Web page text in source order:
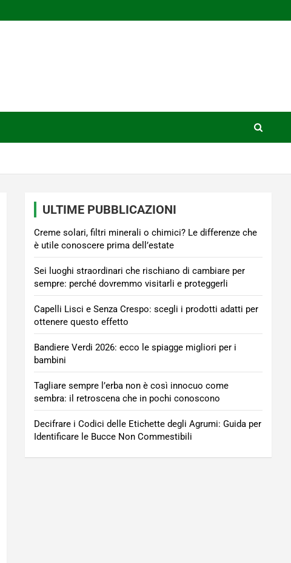
ULTIME PUBBLICAZIONI
Creme solari, filtri minerali o chimici? Le differenze che
è utile conoscere prima dell’estate
Sei luoghi straordinari che rischiano di cambiare per
sempre: perché dovremmo visitarli e proteggerli
Capelli Lisci e Senza Crespo: scegli i prodotti adatti per
ottenere questo effetto
Bandiere Verdi 2026: ecco le spiagge migliori per i
bambini
Tagliare sempre l’erba non è così innocuo come
sembra: il retroscena che in pochi conoscono
Decifrare i Codici delle Etichette degli Agrumi: Guida per
Identificare le Bucce Non Commestibili